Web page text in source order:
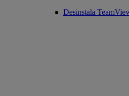
Desinstala